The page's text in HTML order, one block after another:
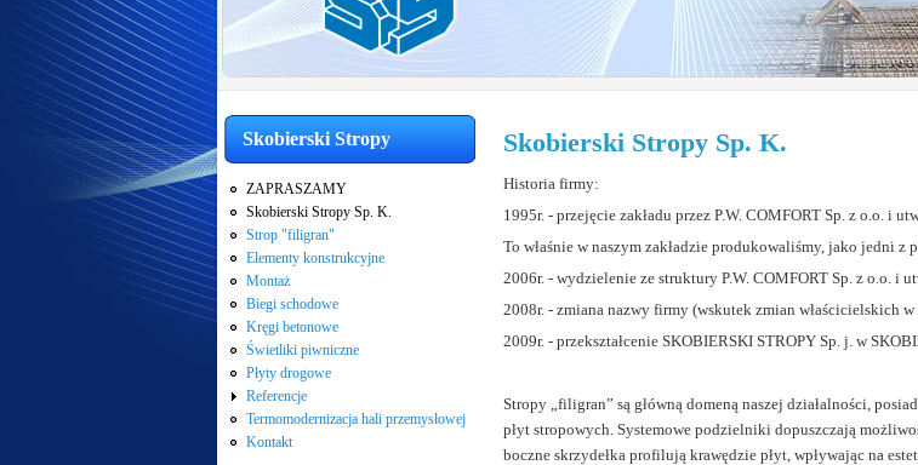
Skobierski Stropy Sp. K.
Historia firmy:
1995r. - przejęcie zakładu przez P.W. COMFORT Sp. z o.o. i
To właśnie w naszym zakładzie produkowaliśmy, jako jedni
2006r. - wydzielenie ze struktury P.W. COMFORT Sp. z o.o. i
2008r. - zmiana nazwy firmy (wskutek zmian właścicielskich
2009r. - przekształcenie SKOBIERSKI STROPY Sp. j. w
Stropy „filigran” są główną domeną naszej działalności,
płyt stropowych. Systemowe podzielniki dopuszczają
boczne skrzydełka profilują krawędzie płyt, wpływając na
Skobierski Stropy
ZAPRASZAMY
Skobierski Stropy Sp. K.
Strop "filigran"
Elementy konstrukcyjne
Montaż
Biegi schodowe
Kręgi betonowe
Świetliki piwniczne
Płyty drogowe
Referencje
Termomodernizacja hali przemysłowej
Kontakt